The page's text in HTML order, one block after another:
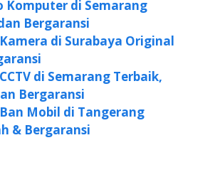
Komputer di Semarang
Bergaransi
di Surabaya Original
di Semarang Terbaik,
Bergaransi
Mobil di Tangerang
& Bergaransi